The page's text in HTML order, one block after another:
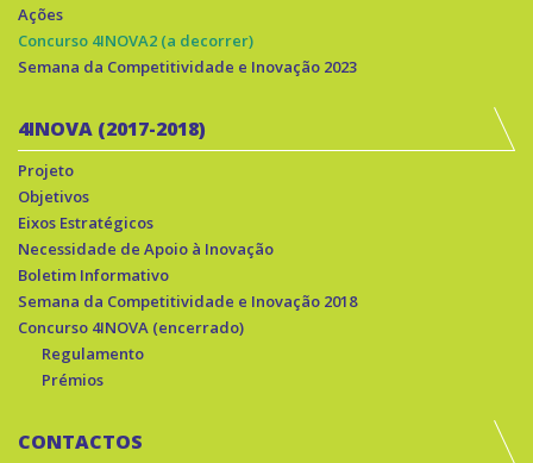
Ações
Concurso 4INOVA2 (a decorrer)
Semana da Competitividade e Inovação 2023
4INOVA (2017-2018)
Projeto
Objetivos
Eixos Estratégicos
Necessidade de Apoio à Inovação
Boletim Informativo
Semana da Competitividade e Inovação 2018
Concurso 4INOVA (encerrado)
Regulamento
Prémios
CONTACTOS